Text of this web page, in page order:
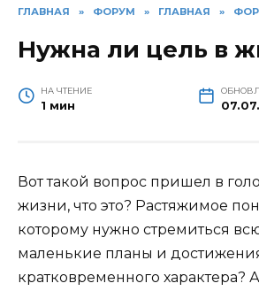
ГЛАВНАЯ » ФОРУМ » ГЛАВНАЯ »
Нужна ли цель в
НА ЧТЕНИЕ
1 мин
Вот такой вопрос пришел в
жизни, что это? Растяжимое
которому нужно стремиться
маленькие планы и
кратковременного характера?